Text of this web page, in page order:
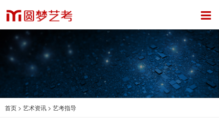
首页 > 艺术资讯 > 艺考指导